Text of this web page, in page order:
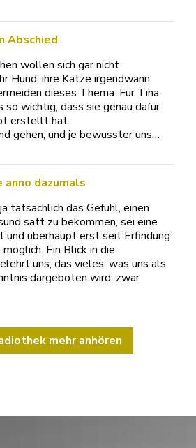
Abschied
wollen sich gar nicht
Hund, ihre Katze irgendwann
dieses Thema. Für Tina
wichtig, dass sie genau dafür
erstellt hat.
gehen, und je bewusster uns…
dazumals
tatsächlich das Gefühl, einen
satt zu bekommen, sei eine
und überhaupt erst seit Erfindung
Ein Blick in die
uns, das vieles, was uns als
dargeboten wird, zwar
mehr anhören